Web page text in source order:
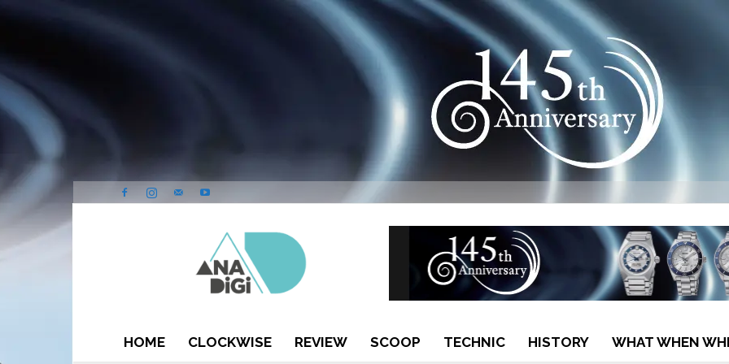
HOME CLOCKWISE REVIEW SCOOP TECHNIC HISTORY WHAT WHEN